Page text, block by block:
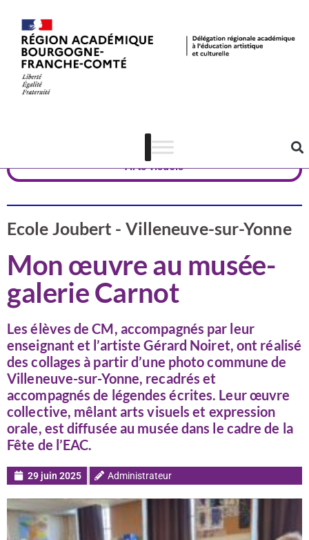
Arts visuels
Ecole Joubert - Villeneuve-sur-Yonne
Mon œuvre au musée-
galerie Carnot
Les élèves de CM, accompagnés par leur
enseignant et l’artiste Gérard Noiret, ont réalisé
des collages à partir d’une photo commune de
Villeneuve-sur-Yonne, recadrés et
accompagnés de légendes écrites. Leur œuvre
collective, mêlant arts visuels et expression
orale, est diffusée au musée dans le cadre de la
Fête de l’EAC.
29 juin 2025 Administrateur